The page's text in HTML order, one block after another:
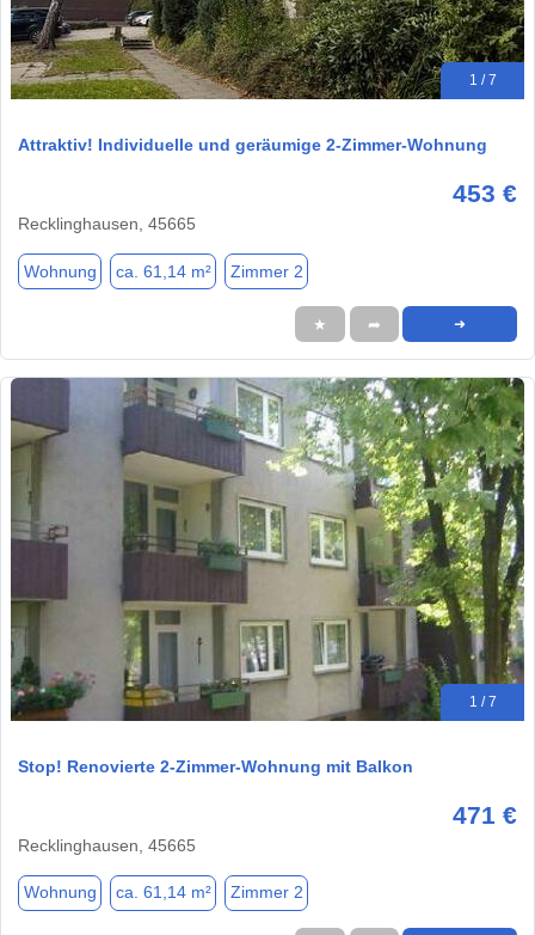
1 / 7
Attraktiv! Individuelle und geräumige 2-Zimmer-Wohnung
453 €
Recklinghausen, 45665
Wohnung ca. 61,14 m² Zimmer 2
★ ➦ ➜
1 / 7
Stop! Renovierte 2-Zimmer-Wohnung mit Balkon
471 €
Recklinghausen, 45665
Wohnung ca. 61,14 m² Zimmer 2